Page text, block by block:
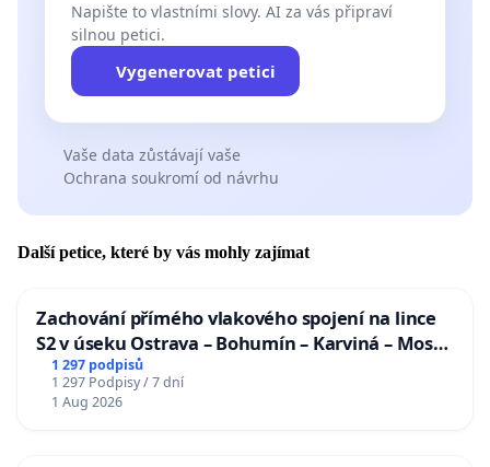
Napište to vlastními slovy. AI za vás připraví
silnou petici.
Vygenerovat petici
Vaše data zůstávají vaše
Ochrana soukromí od návrhu
Další petice, které by vás mohly zajímat
Zachování přímého vlakového spojení na lince
S2 v úseku Ostrava – Bohumín – Karviná – Mosty
u Jablunkova
1 297 podpisů
1 297 Podpisy / 7 dní
1 Aug 2026